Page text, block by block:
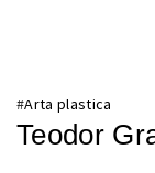
#Arta plastica
Teodor